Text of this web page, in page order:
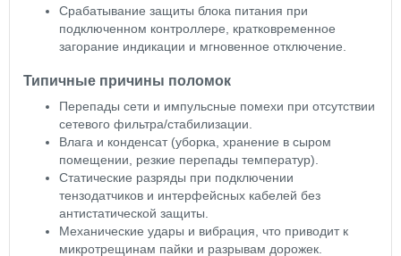
Срабатывание защиты блока питания при
подключенном контроллере, кратковременное
загорание индикации и мгновенное отключение.
Типичные причины поломок
Перепады сети и импульсные помехи при отсутствии
сетевого фильтра/стабилизации.
Влага и конденсат (уборка, хранение в сыром
помещении, резкие перепады температур).
Статические разряды при подключении
тензодатчиков и интерфейсных кабелей без
антистатической защиты.
Механические удары и вибрация, что приводит к
микротрещинам пайки и разрывам дорожек.